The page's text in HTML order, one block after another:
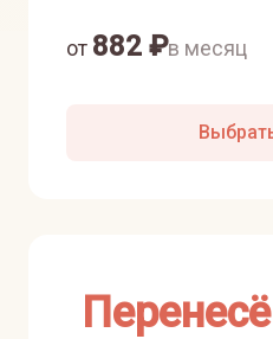
от 882 ₽в месяц